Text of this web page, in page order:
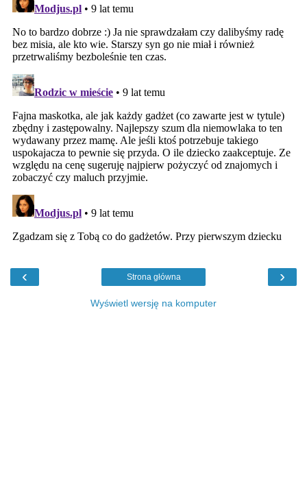
‹ ›
Strona główna
Wyświetl wersję na komputer